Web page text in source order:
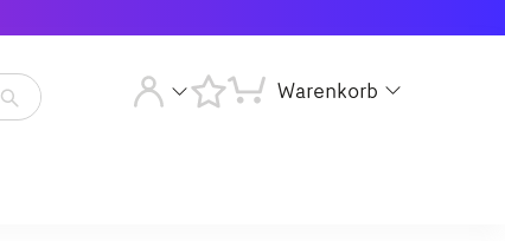
Artikelsuche
starten
Warenkorb